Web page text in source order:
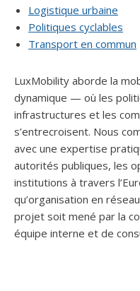
Logistique urbaine
Politiques cyclables
Transport en commun
LuxMobility aborde la
dynamique — où les
infrastructures et les
s’entrecroisent. Nous
avec une expertise
autorités publiques, les
institutions à travers
qu’organisation en
projet soit mené par la
équipe interne et de